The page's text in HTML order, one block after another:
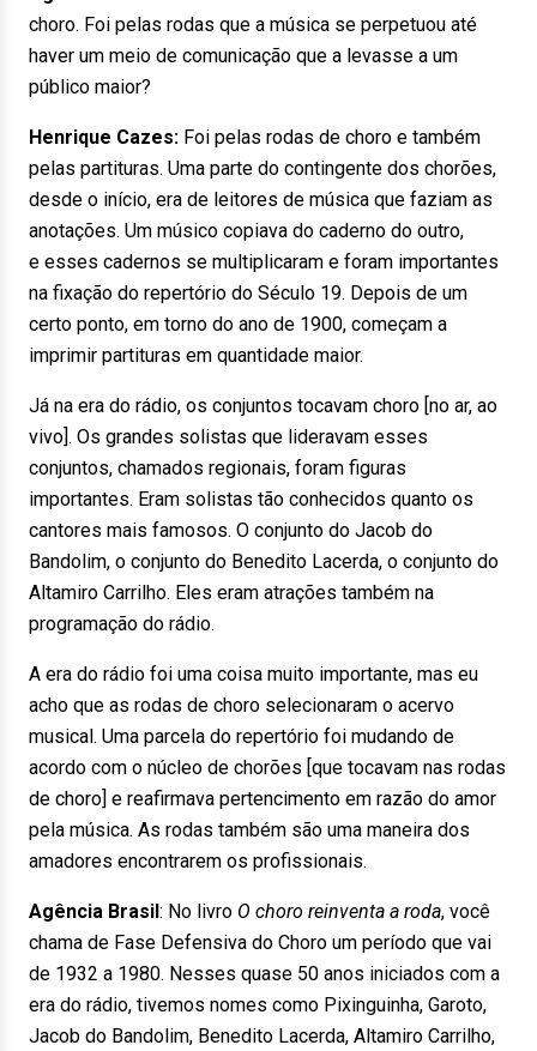
choro. Foi pelas rodas que a música se perpetuou até
haver um meio de comunicação que a levasse a um
público maior?
Henrique Cazes: Foi pelas rodas de choro e também
pelas partituras. Uma parte do contingente dos chorões,
desde o início, era de leitores de música que faziam as
anotações. Um músico copiava do caderno do outro,
e esses cadernos se multiplicaram e foram importantes
na fixação do repertório do Século 19. Depois de um
certo ponto, em torno do ano de 1900, começam a
imprimir partituras em quantidade maior.
Já na era do rádio, os conjuntos tocavam choro [no ar, ao
vivo]. Os grandes solistas que lideravam esses
conjuntos, chamados regionais, foram figuras
importantes. Eram solistas tão conhecidos quanto os
cantores mais famosos. O conjunto do Jacob do
Bandolim, o conjunto do Benedito Lacerda, o conjunto do
Altamiro Carrilho. Eles eram atrações também na
programação do rádio.
A era do rádio foi uma coisa muito importante, mas eu
acho que as rodas de choro selecionaram o acervo
musical. Uma parcela do repertório foi mudando de
acordo com o núcleo de chorões [que tocavam nas rodas
de choro] e reafirmava pertencimento em razão do amor
pela música. As rodas também são uma maneira dos
amadores encontrarem os profissionais.
Agência Brasil: No livro O choro reinventa a roda, você
chama de Fase Defensiva do Choro um período que vai
de 1932 a 1980. Nesses quase 50 anos iniciados com a
era do rádio, tivemos nomes como Pixinguinha, Garoto,
Jacob do Bandolim, Benedito Lacerda, Altamiro Carrilho,